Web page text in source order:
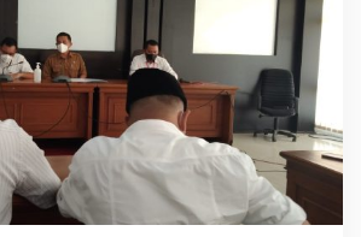
M
S
5
6
6
9
4
.